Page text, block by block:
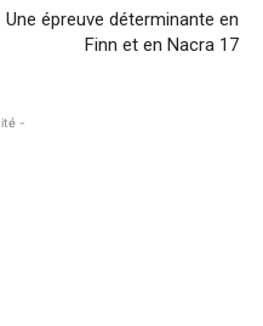
Une épreuve déterminante en
Finn et en Nacra 17
-